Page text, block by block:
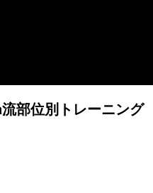
部位別トレーニング